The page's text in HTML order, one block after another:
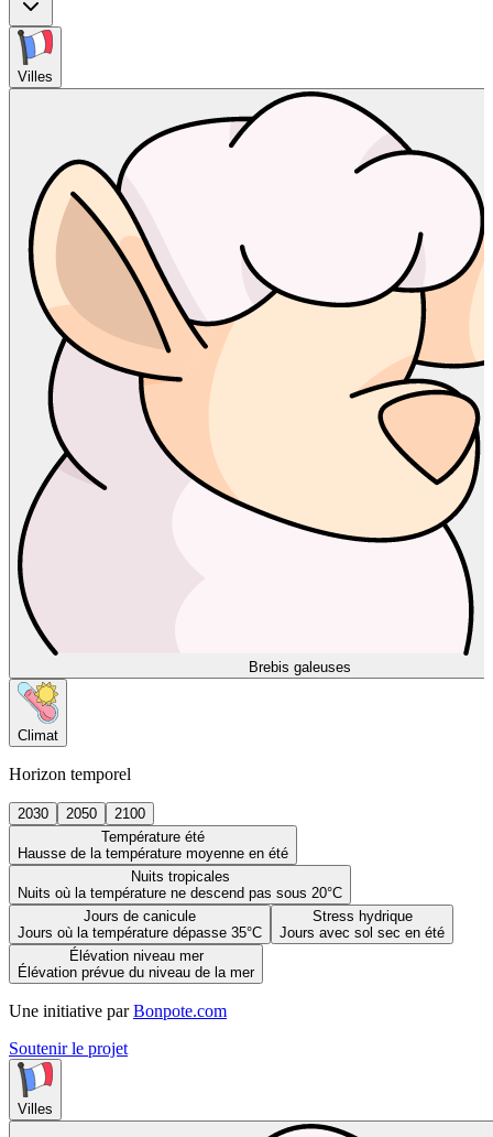
Villes
Brebis galeuses
Climat
Horizon temporel
2030 2050
2100
Température été
Hausse de la température moyenne en été
Nuits tropicales
Nuits où la température ne descend pas sous 20°C
Jours de canicule
Jours où la température dépasse 35°C
Stress hydrique
Jours avec sol sec en été
Élévation niveau mer
Élévation prévue du niveau de la mer
Une initiative par Bonpote.com
Soutenir le projet
Villes